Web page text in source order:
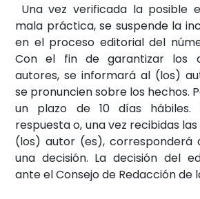
Una vez verificada la posible
mala práctica, se suspende la
en el proceso editorial del
Con el fin de garantizar los
autores, se informará al (los)
se pronuncien sobre los hechos.
un plazo de 10 días hábiles.
respuesta o, una vez recibidas
(los) autor (es), corresponderá
una decisión. La decisión del
ante el Consejo de Redacción de